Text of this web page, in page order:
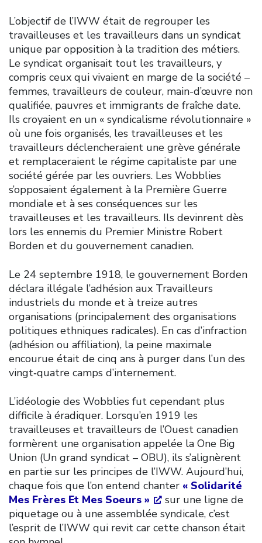
L’objectif de l’IWW était de regrouper les
travailleuses et les travailleurs dans un syndicat
unique par opposition à la tradition des métiers.
Le syndicat organisait tout les travailleurs, y
compris ceux qui vivaient en marge de la société –
femmes, travailleurs de couleur, main-d’œuvre non
qualifiée, pauvres et immigrants de fraîche date.
Ils croyaient en un « syndicalisme révolutionnaire »
où une fois organisés, les travailleuses et les
travailleurs déclencheraient une grève générale
et remplaceraient le régime capitaliste par une
société gérée par les ouvriers. Les Wobblies
s’opposaient également à la Première Guerre
mondiale et à ses conséquences sur les
travailleuses et les travailleurs. Ils devinrent dès
lors les ennemis du Premier Ministre Robert
Borden et du gouvernement canadien.
Le 24 septembre 1918, le gouvernement Borden
déclara illégale l’adhésion aux Travailleurs
industriels du monde et à treize autres
organisations (principalement des organisations
politiques ethniques radicales). En cas d’infraction
(adhésion ou affiliation), la peine maximale
encourue était de cinq ans à purger dans l’un des
vingt‑quatre camps d’internement.
L’idéologie des Wobblies fut cependant plus
difficile à éradiquer. Lorsqu’en 1919 les
travailleuses et travailleurs de l’Ouest canadien
formèrent une organisation appelée la One Big
Union (Un grand syndicat – OBU), ils s’alignèrent
en partie sur les principes de l’IWW. Aujourd’hui,
chaque fois que l’on entend chanter « Solidarité
Mes Frères Et Mes Soeurs »
sur une ligne de
piquetage ou à une assemblée syndicale, c’est
l’esprit de l’IWW qui revit car cette chanson était